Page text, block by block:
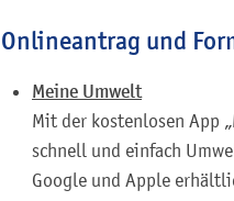
Onlineantrag und
Meine Umwelt
Mit der kostenlosen App
schnell und einfach
Google und Apple